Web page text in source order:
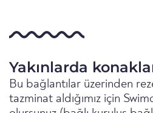
Yakınlarda
Bu bağlantılar üzerinden
tazminat aldığımız için